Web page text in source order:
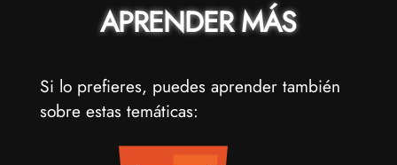
APRENDER MÁS
Si lo prefieres, puedes aprender también
sobre estas temáticas: